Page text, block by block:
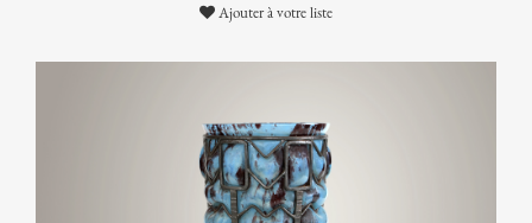
Ajouter à votre liste